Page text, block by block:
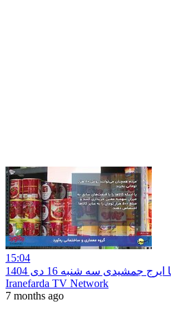
15:04
جمشیدی سه شنبه 16 دی 1404
Iranefarda TV Network
7 months ago